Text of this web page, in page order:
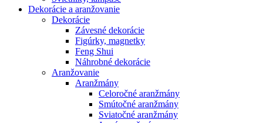
Dekorácie a aranžovanie
Dekorácie
Závesné dekorácie
Figúrky, magnetky
Feng Shui
Náhrobné dekorácie
Aranžovanie
Aranžmány
Celoročné aranžmány
Smútočné aranžmány
Sviatočné aranžmány